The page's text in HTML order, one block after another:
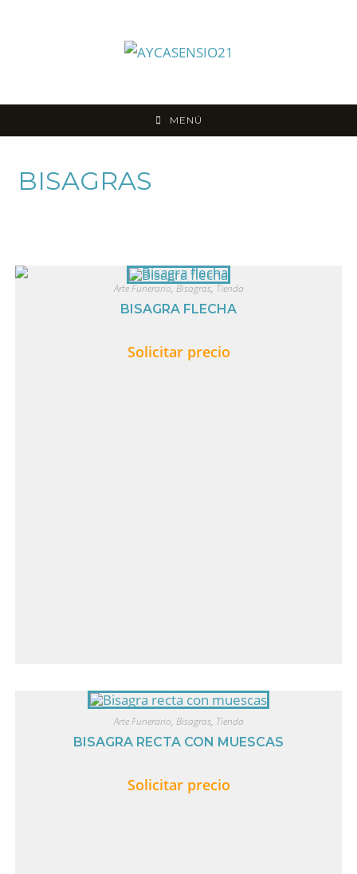
MENÚ
BISAGRAS
Arte Funerario, Bisagras, Tienda
BISAGRA FLECHA
Solicitar precio
Arte Funerario, Bisagras, Tienda
BISAGRA RECTA CON MUESCAS
Solicitar precio